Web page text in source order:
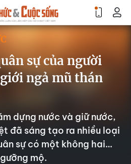
sự của người
ngả mũ thán
dựng nước và giữ nước,
đã sáng tạo ra nhiều loại
sự có một không hai…
mộ.